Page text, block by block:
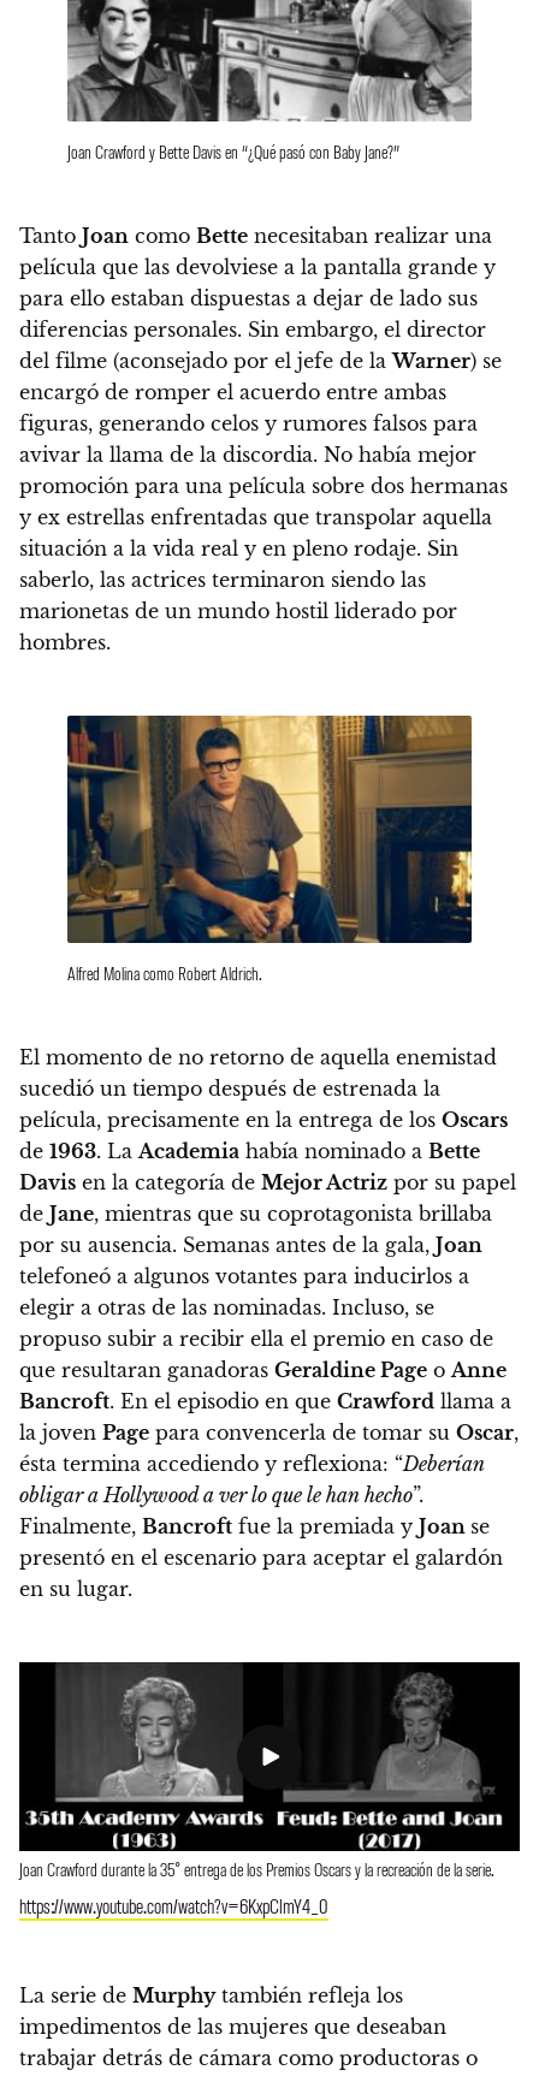
Joan Crawford y Bette Davis en “¿Qué pasó con Baby Jane?”
Tanto Joan como Bette necesitaban realizar una
película que las devolviese a la pantalla grande y
para ello estaban dispuestas a dejar de lado sus
diferencias personales. Sin embargo, el director
del filme (aconsejado por el jefe de laWarner) se
encargó de romper el acuerdo entre ambas
figuras, generando celos y rumores falsos para
avivar la llama de la discordia. No había mejor
promoción para una película sobre dos hermanas
y ex estrellas enfrentadas que transpolar aquella
situación a la vida real y en pleno rodaje. Sin
saberlo, las actrices terminaron siendo las
marionetas de un mundo hostil liderado por
hombres.
Alfred Molina como Robert Aldrich.
El momento de no retorno de aquella enemistad
sucedió un tiempo después de estrenada la
película, precisamente en la entrega de los Oscars
de 1963. LaAcademia había nominado a Bette
Davis en la categoría de Mejor Actriz por su papel
de Jane, mientras que su coprotagonista brillaba
por su ausencia. Semanas antes de la gala, Joan
telefoneó a algunos votantes para inducirlos a
elegir a otras de las nominadas. Incluso, se
propuso subir a recibir ella el premio en caso de
que resultaran ganadoras Geraldine Page oAnne
Bancroft. En el episodio en que Crawford llama a
la joven Page para convencerla de tomar su Oscar,
ésta termina accediendo y reflexiona: “Deberían
obligar a Hollywood a ver lo que le han hecho”.
Finalmente, Bancroft fue la premiada y Joan se
presentó en el escenario para aceptar el galardón
en su lugar.
Joan Crawford durante la 35° entrega de los Premios Oscars y la recreación de la serie.
https://www.youtube.com/watch?v=6KxpClmY4_0
La serie de Murphytambién refleja los
impedimentos de las mujeres que deseaban
trabajar detrás de cámara como productoras o